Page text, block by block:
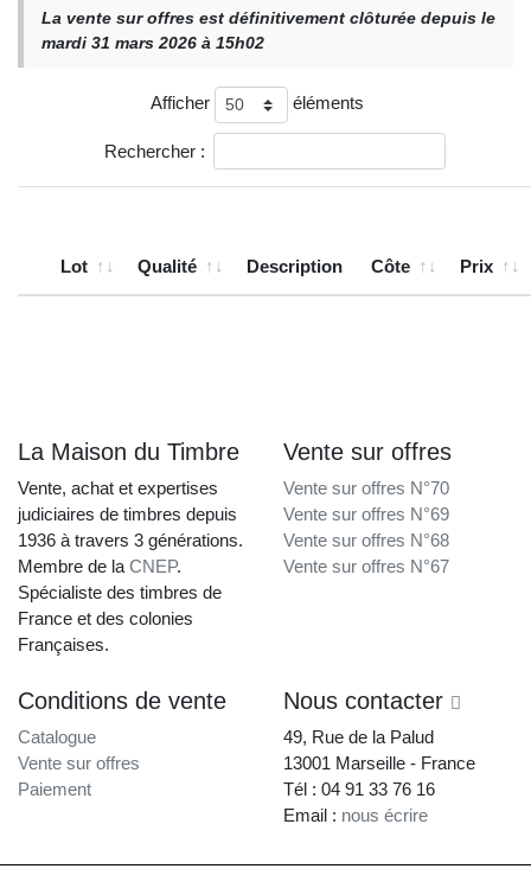
La vente sur offres est définitivement clôturée depuis le
mardi 31 mars 2026 à 15h02
Afficher éléments
Rechercher :
Lot Qualité Description Côte Prix
La Maison du Timbre
Vente, achat et expertises
judiciaires de timbres depuis
1936 à travers 3 générations.
Membre de la CNEP.
Spécialiste des timbres de
France et des colonies
Françaises.
Vente sur offres
Vente sur offres N°70
Vente sur offres N°69
Vente sur offres N°68
Vente sur offres N°67
Conditions de vente
Catalogue
Vente sur offres
Paiement
Nous contacter
49, Rue de la Palud
13001 Marseille - France
Tél : 04 91 33 76 16
Email : nous écrire